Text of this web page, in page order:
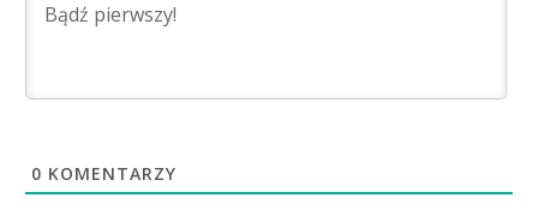
0 KOMENTARZY